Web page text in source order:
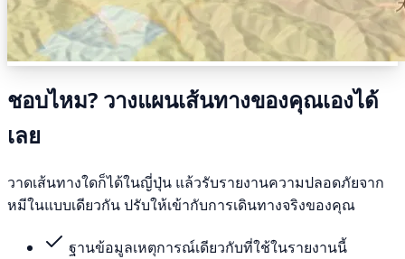
ชอบไหม? วางแผนเส้นทางของคุณเองได้
เลย
วาดเส้นทางใดก็ได้ในญี่ปุ่น แล้วรับรายงานความปลอดภัยจาก
หมีในแบบเดียวกัน ปรับให้เข้ากับการเดินทางจริงของคุณ
ฐานข้อมูลเหตุการณ์เดียวกับที่ใช้ในรายงานนี้